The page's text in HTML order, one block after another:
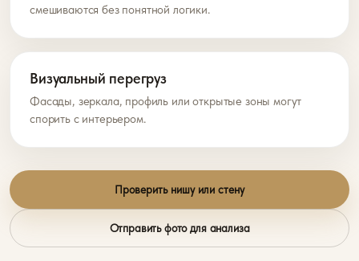
смешиваются без понятной логики.
Визуальный перегруз
Фасады, зеркала, профиль или открытые зоны могут
спорить с интерьером.
Проверить нишу или стену
Отправить фото для анализа